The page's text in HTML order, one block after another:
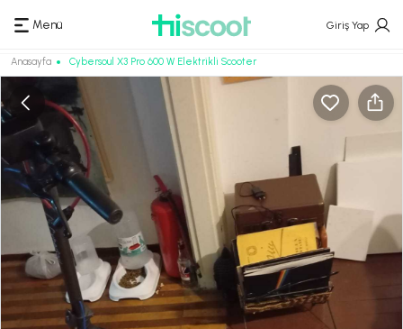
Menü Giriş Yap
Anasayfa Cybersoul X3 Pro 600 W Elektrikli Scooter